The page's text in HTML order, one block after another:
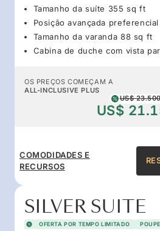
Tamanho da suíte 355 sq ft
Posição avançada preferencial
Tamanho da varanda 88 sq ft
Cabina de duche com vista
OS PREÇOS COMEÇAM A
ALL-INCLUSIVE PLUS
US$
US$
COMODIDADES E
RECURSOS
SILVER SUITE
OFERTA POR TEMPO LIMITADO